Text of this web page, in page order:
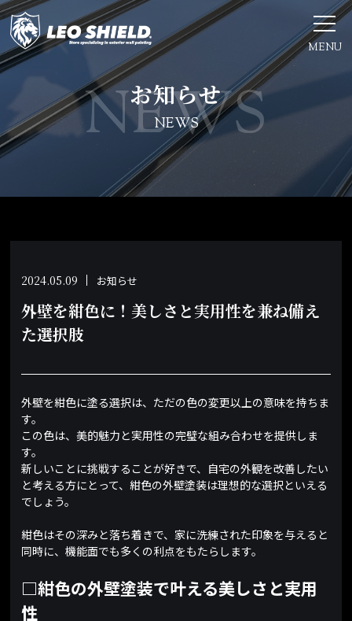
MENU
お知らせ
NEWS
2024.05.09 お知らせ
外壁を紺色に！美しさと実用性を兼ね備え
た選択肢
外壁を紺色に塗る選択は、ただの色の変更以上の意味を持ちま
す。
この色は、美的魅力と実用性の完璧な組み合わせを提供しま
す。
新しいことに挑戦することが好きで、自宅の外観を改善したい
と考える方にとって、紺色の外壁塗装は理想的な選択といえる
でしょう。
紺色はその深みと落ち着きで、家に洗練された印象を与えると
同時に、機能面でも多くの利点をもたらします。
□紺色の外壁塗装で叶える美しさと実用
性